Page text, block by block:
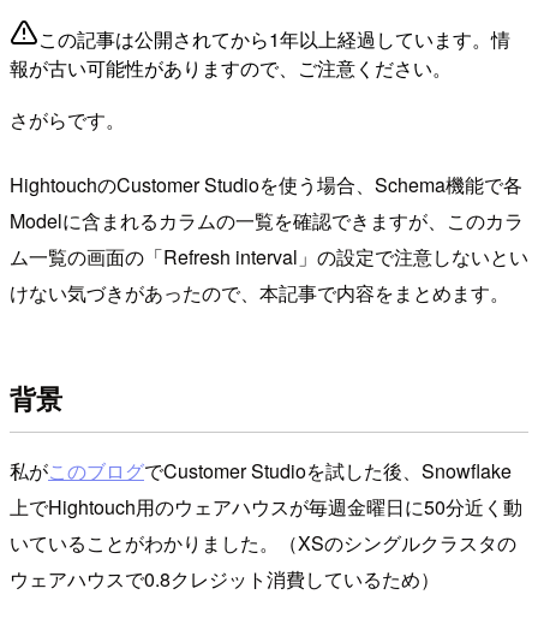
この記事は公開されてから1年以上経過しています。情
報が古い可能性がありますので、ご注意ください。
さがらです。
HightouchのCustomer Studioを使う場合、Schema機能で各
Modelに含まれるカラムの一覧を確認できますが、このカラ
ム一覧の画面の「Refresh interval」の設定で注意しないとい
けない気づきがあったので、本記事で内容をまとめます。
背景
私がこのブログでCustomer Studioを試した後、Snowflake
上でHightouch用のウェアハウスが毎週金曜日に50分近く動
いていることがわかりました。（XSのシングルクラスタの
ウェアハウスで0.8クレジット消費しているため）